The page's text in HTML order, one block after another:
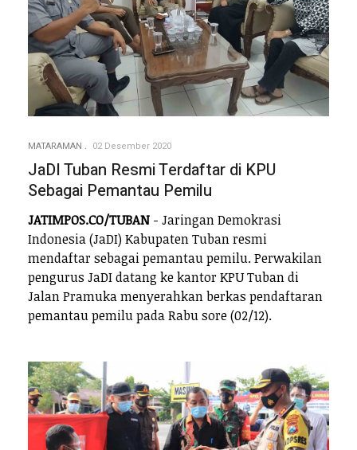
MATARAMAN 02 Desember 2020
JaDI Tuban Resmi Terdaftar di KPU
Sebagai Pemantau Pemilu
JATIMPOS.CO/TUBAN - Jaringan Demokrasi
Indonesia (JaDI) Kabupaten Tuban resmi
mendaftar sebagai pemantau pemilu. Perwakilan
pengurus JaDI datang ke kantor KPU Tuban di
Jalan Pramuka menyerahkan berkas pendaftaran
pemantau pemilu pada Rabu sore (02/12).